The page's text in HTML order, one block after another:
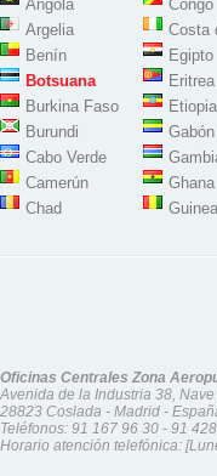
Angola
Argelia
Benín
Botsuana
Burkina Faso
Burundi
Cabo Verde
Camerún
Chad
Congo
Costa
Egipto
Eritrea
Etiopia
Gabón
Ghana
Guinea
Oficinas Centrales Zona
Avenida de la Industria 38,
28823 Coslada - Madrid -
Teléfonos: 91 167 96 30 - 91
Horario atención telefónica: